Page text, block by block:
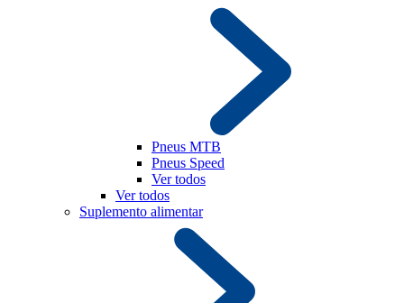
Pneus MTB
Pneus Speed
Ver todos
Ver todos
Suplemento alimentar